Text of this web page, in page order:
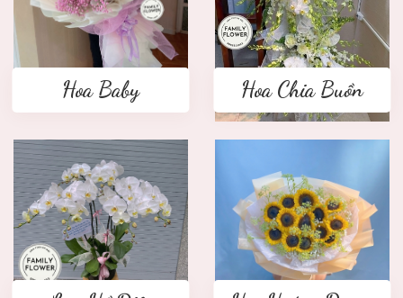
Hoa Baby Hoa Chia Buồn